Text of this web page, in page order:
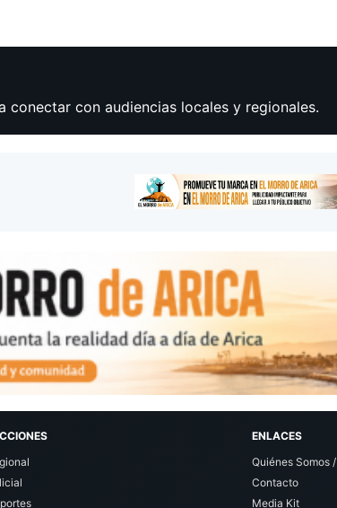
conectar con audiencias locales y regionales.
ENLACES
Quiénes Somos
Contacto
Media Kit